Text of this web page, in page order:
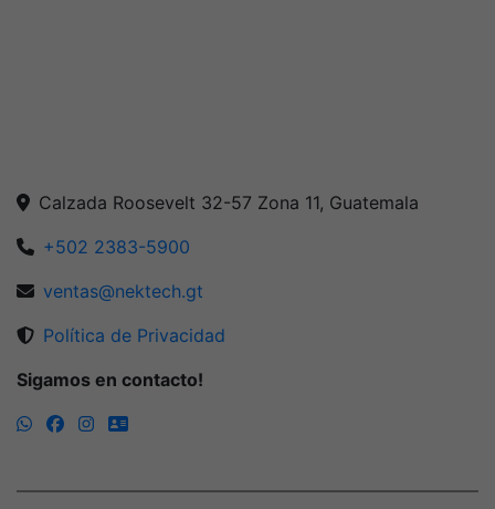
Calzada Roosevelt 32-57 Zona 11, Guatemala
+502 2383-5900
ventas@nektech.gt
Política de Privacidad
Sigamos en contacto!